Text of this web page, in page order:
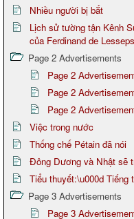
Nhiều người bị bắt
Lịch sử tường tận Kênh
của Ferdinand de Lesseps
Page 2 Advertisements
Page 2
Page 2
Page 2
Việc trong nước
Thống chế Pétain đã nói
Đông Dương và Nhật sẽ
Tiểu thuyết:\u000d Tiếng
Page 3 Advertisements
Page 3